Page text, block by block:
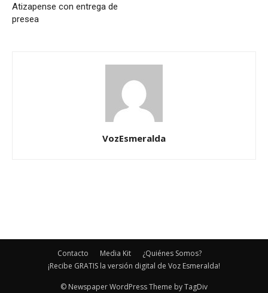
Atizapense con entrega de
presea
VozEsmeralda
Contacto Media Kit
¿Quiénes Somos?
¡Recibe GRATIS la versión digital de Voz Esmeralda!
© Newspaper WordPress Theme by TagDiv